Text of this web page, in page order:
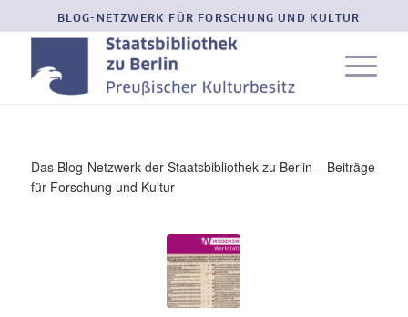
BLOG-NETZWERK FÜR FORSCHUNG UND KULTUR
Das Blog-Netzwerk der Staatsbibliothek zu Berlin – Beiträge
für Forschung und Kultur